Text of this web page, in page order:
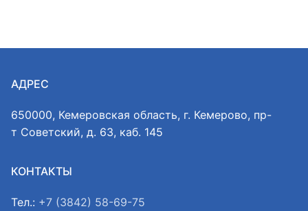
АДРЕС
650000, Кемеровская область, г. Кемерово, пр-
т Советский, д. 63, каб. 145
КОНТАКТЫ
Тел.: +7 (3842) 58-69-75